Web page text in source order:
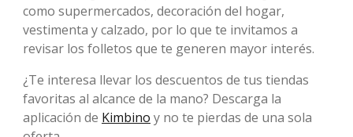
como supermercados, decoración del hogar,
vestimenta y calzado, por lo que te invitamos a
revisar los folletos que te generen mayor interés.
¿Te interesa llevar los descuentos de tus tiendas
favoritas al alcance de la mano? Descarga la
aplicación de Kimbino y no te pierdas de una sola